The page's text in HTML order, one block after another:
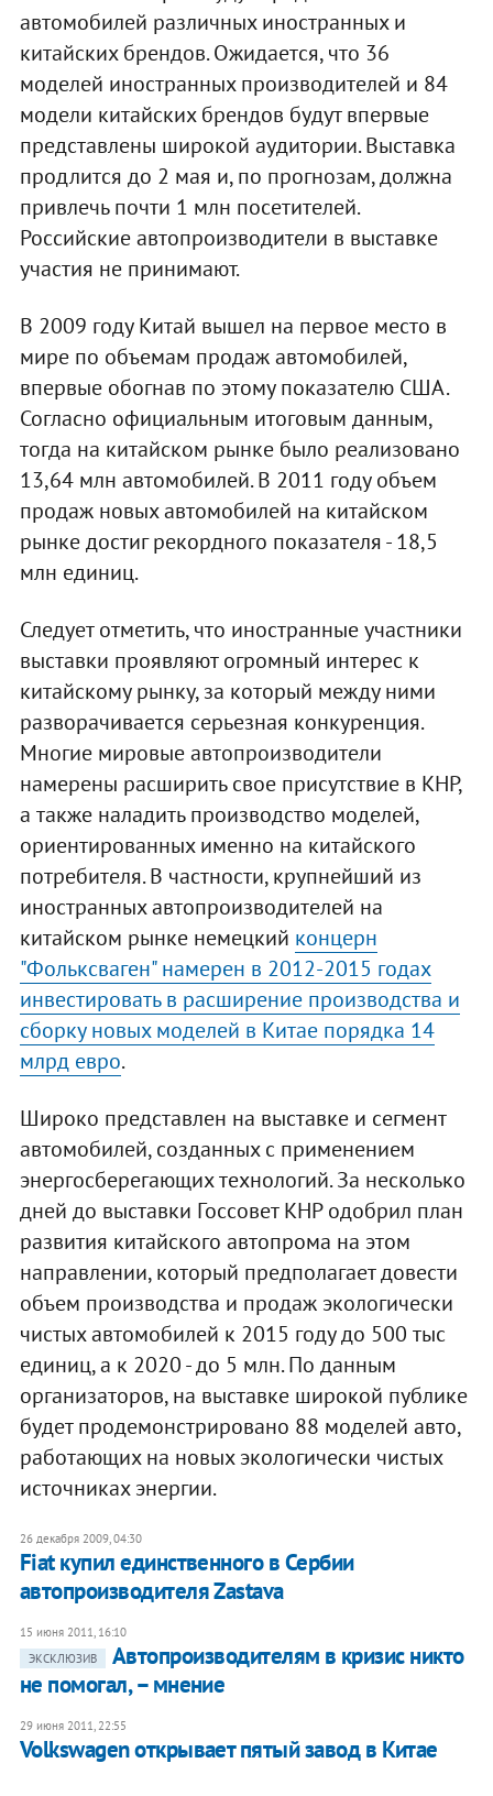
автомобилей различных иностранных и
китайских брендов. Ожидается, что 36
моделей иностранных производителей и 84
модели китайских брендов будут впервые
представлены широкой аудитории. Выставка
продлится до 2 мая и, по прогнозам, должна
привлечь почти 1 млн посетителей.
Российские автопроизводители в выставке
участия не принимают.
В 2009 году Китай вышел на первое место в
мире по объемам продаж автомобилей,
впервые обогнав по этому показателю США.
Согласно официальным итоговым данным,
тогда на китайском рынке было реализовано
13,64 млн автомобилей. В 2011 году объем
продаж новых автомобилей на китайском
рынке достиг рекордного показателя - 18,5
млн единиц.
Следует отметить, что иностранные участники
выставки проявляют огромный интерес к
китайскому рынку, за который между ними
разворачивается серьезная конкуренция.
Многие мировые автопроизводители
намерены расширить свое присутствие в КНР,
а также наладить производство моделей,
ориентированных именно на китайского
потребителя. В частности, крупнейший из
иностранных автопроизводителей на
китайском рынке немецкий концерн
"Фольксваген" намерен в 2012-2015 годах
инвестировать в расширение производства и
сборку новых моделей в Китае порядка 14
млрд евро.
Широко представлен на выставке и сегмент
автомобилей, созданных с применением
энергосберегающих технологий. За несколько
дней до выставки Госсовет КНР одобрил план
развития китайского автопрома на этом
направлении, который предполагает довести
объем производства и продаж экологически
чистых автомобилей к 2015 году до 500 тыс
единиц, а к 2020 - до 5 млн. По данным
организаторов, на выставке широкой публике
будет продемонстрировано 88 моделей авто,
работающих на новых экологически чистых
источниках энергии.
26 декабря 2009, 04:30
Fiat купил единственного в Сербии
автопроизводителя Zastava
15 июня 2011, 16:10
ЭКСКЛЮЗИВ
​Автопроизводителям в кризис никто
не помогал, – мнение
29 июня 2011, 22:55
Volkswagen открывает пятый завод в Китае